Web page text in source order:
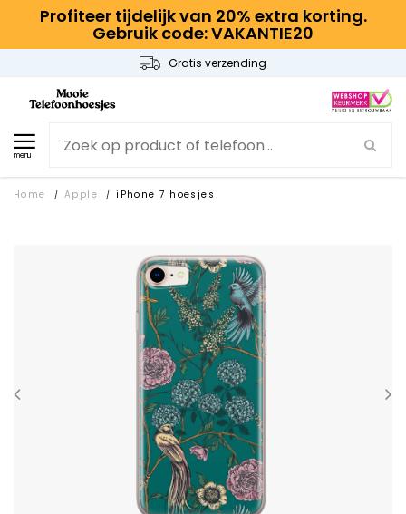
Profiteer tijdelijk van 20% extra korting.
Gebruik code: VAKANTIE20
Gratis verzending
menu
Home / Apple / iPhone 7 hoesjes